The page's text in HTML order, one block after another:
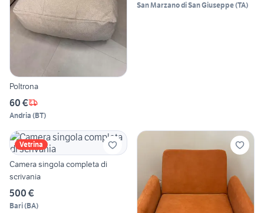
Poltrona
60 €
Andria (BT)
San Marzano di San Giuseppe(TA)
Vetrina
Camera singola completa di
scrivania
500 €
Bari(BA)